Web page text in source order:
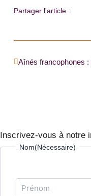
Partager l'article :
Inscrivez-vous à notre
Nom(Nécessaire)
Prénom
Nom